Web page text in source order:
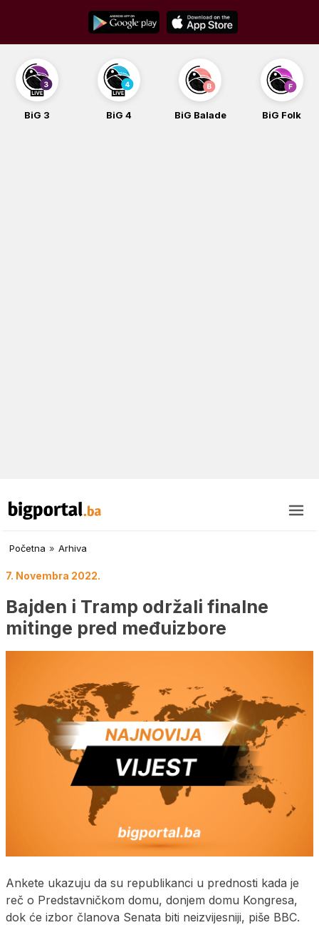
content
BiG 3 BiG 4 BiG Balade BiG Folk
Početna » Arhiva
7. Novembra 2022.
Bajden i Tramp održali finalne
mitinge pred međuizbore
Ankete ukazuju da su republikanci u prednosti kada je
reč o Predstavničkom domu, donjem domu Kongresa,
dok će izbor članova Senata biti neizvijesniji, piše BBC.